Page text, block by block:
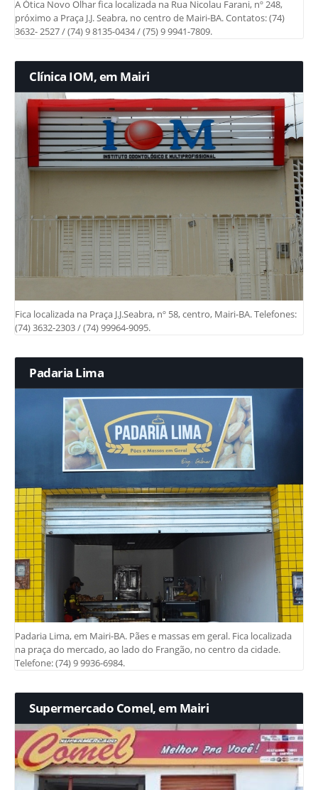
A Ótica Novo Olhar fica localizada na Rua Nicolau Farani, nº 248,
próximo a Praça J.J. Seabra, no centro de Mairi-BA. Contatos: (74)
3632- 2527 / (74) 9 8135-0434 / (75) 9 9941-7809.
Clínica IOM, em Mairi
Fica localizada na Praça J.J.Seabra, nº 58, centro, Mairi-BA. Telefones:
(74) 3632-2303 / (74) 99964-9095.
Padaria Lima
Padaria Lima, em Mairi-BA. Pães e massas em geral. Fica localizada
na praça do mercado, ao lado do Frangão, no centro da cidade.
Telefone: (74) 9 9936-6984.
Supermercado Comel, em Mairi